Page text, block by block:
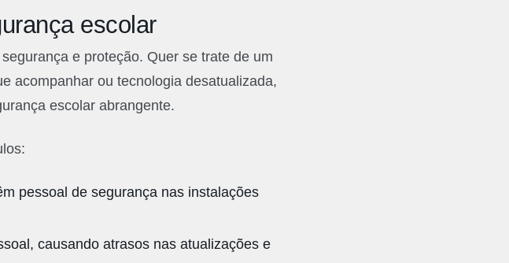
escolar
e proteção. Quer se trate de um
acompanhar ou tecnologia desatualizada,
escolar abrangente.
pessoal de segurança nas instalações
causando atrasos nas atualizações e